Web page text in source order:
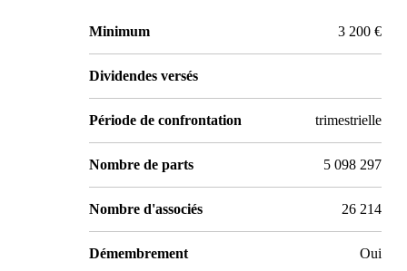
Minimum 3 200 €
Dividendes versés
Période de confrontation trimestrielle
Nombre de parts 5 098 297
Nombre d'associés 26 214
Démembrement Oui